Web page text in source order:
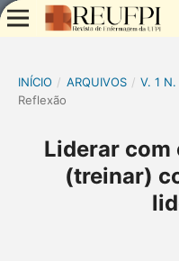
INÍCIO / ARQUIVOS / V. 1
Reflexão
Liderar com
(treinar)